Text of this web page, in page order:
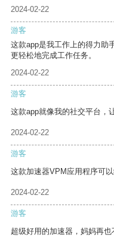
2024-02-22
游客
这款app是我工作上的得力助
更轻松地完成工作任务。
2024-02-22
游客
这款app就像我的社交平台，
2024-02-22
游客
这款加速器VPM应用程序可
2024-02-22
游客
超级好用的加速器，妈妈再也